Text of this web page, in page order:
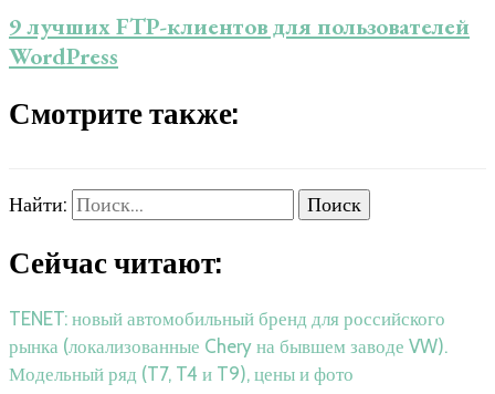
9 лучших FTP-клиентов для пользователей
WordPress
Смотрите также:
Найти:
Сейчас читают:
TENET: новый автомобильный бренд для российского
рынка (локализованные Chery на бывшем заводе VW).
Модельный ряд (T7, T4 и T9), цены и фото